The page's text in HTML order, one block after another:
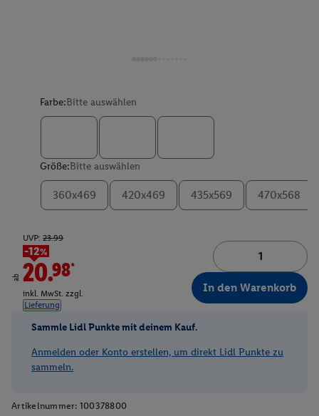
Farbe:Bitte auswählen
Größe:Bitte auswählen
360x469 420x469 435x569 470x568
ab
UVP: 23.99
-12%
20.98*
inkl. MwSt. zzgl.
Lieferung
In den Warenkorb
Sammle Lidl Punkte mit deinem Kauf.
Anmelden oder Konto erstellen, um direkt Lidl Punkte zu
sammeln.
Artikelnummer: 100378800